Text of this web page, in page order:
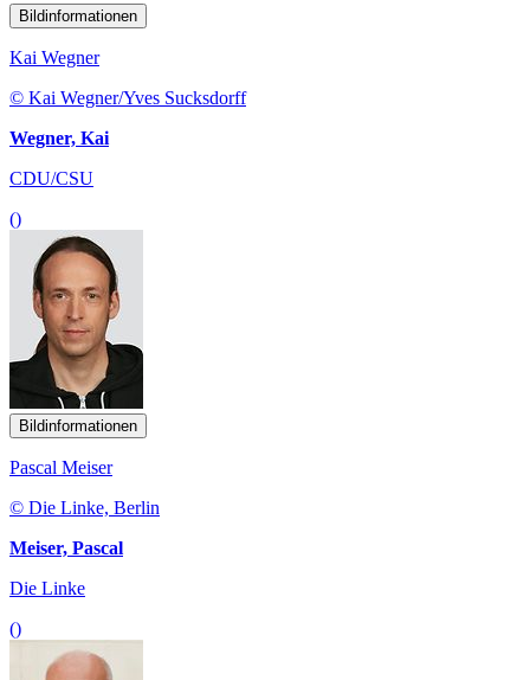
Bildinformationen
Kai Wegner
© Kai Wegner/Yves Sucksdorff
Wegner, Kai
CDU/CSU
()
Bildinformationen
Pascal Meiser
© Die Linke, Berlin
Meiser, Pascal
Die Linke
()